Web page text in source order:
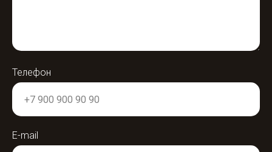
Телефон
E-mail